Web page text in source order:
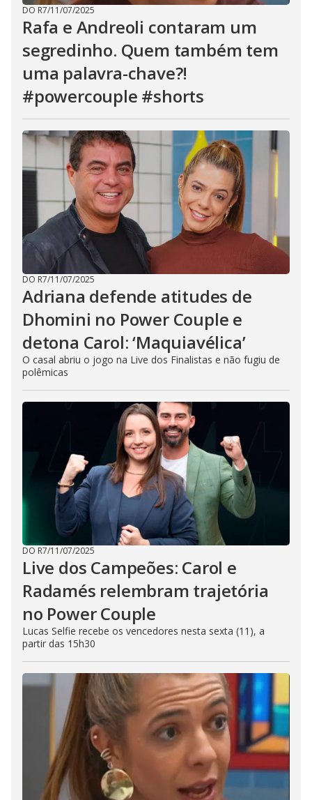
DO R7/11/07/2025
Rafa e Andreoli contaram um
segredinho. Quem também tem
uma palavra-chave?!
#powercouple #shorts
DO R7/11/07/2025
Adriana defende atitudes de
Dhomini no Power Couple e
detona Carol: ‘Maquiavélica’
O casal abriu o jogo na Live dos Finalistas e não fugiu de
polêmicas
DO R7/11/07/2025
Live dos Campeões: Carol e
Radamés relembram trajetória
no Power Couple
Lucas Selfie recebe os vencedores nesta sexta (11), a
partir das 15h30